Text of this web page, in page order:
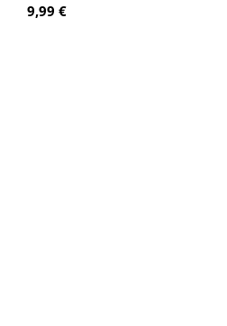
Regulärer Preis:
9,99 €